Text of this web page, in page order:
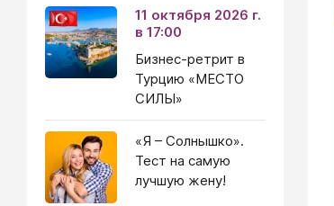
11 октября 2026 г.
в 17:00
Бизнес-ретрит в
Турцию «МЕСТО
СИЛЫ»
«Я – Солнышко».
Тест на самую
лучшую жену!